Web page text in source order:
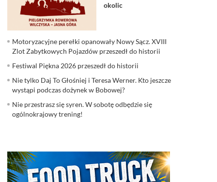
okolic
Motoryzacyjne perełki opanowały Nowy Sącz. XVIII
Zlot Zabytkowych Pojazdów przeszedł do historii
Festiwal Piękna 2026 przeszedł do historii
Nie tylko Daj To Głośniej i Teresa Werner. Kto jeszcze
wystąpi podczas dożynek w Bobowej?
Nie przestrasz się syren. W sobotę odbędzie się
ogólnokrajowy trening!